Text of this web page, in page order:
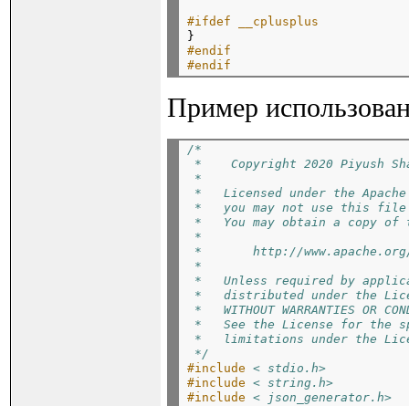
#ifdef __cplusplus
}
#endif
#endif
Пример
/*
*    Copyright 2020 Piyush
*
*   Licensed under the
*   you may not use this file
*   You may obtain a copy of
*
*       http://www.apache.org/
*
*   Unless required by
*   distributed under the
*   WITHOUT WARRANTIES OR
*   See the License for the
*   limitations under the
*/
#include
< stdio.h>
#include
< string.h>
#include
< json_generator.h>